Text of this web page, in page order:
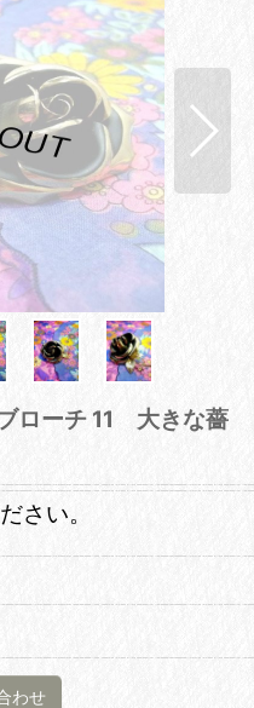
ーチ 11 大きな薔
さい。
わせ